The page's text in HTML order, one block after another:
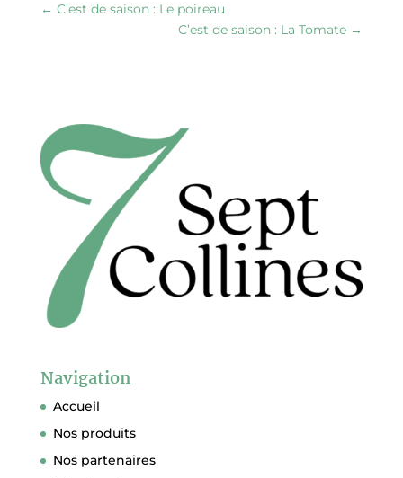
← C’est de saison : Le poireau
C’est de saison : La Tomate →
Navigation
Accueil
Nos produits
Nos partenaires